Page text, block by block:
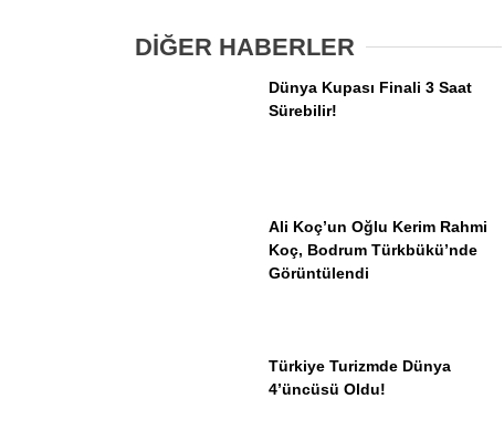
DİĞER HABERLER
Dünya Kupası Finali 3 Saat
Sürebilir!
Ali Koç’un Oğlu Kerim Rahmi
Koç, Bodrum Türkbükü’nde
Görüntülendi
Türkiye Turizmde Dünya
4’üncüsü Oldu!